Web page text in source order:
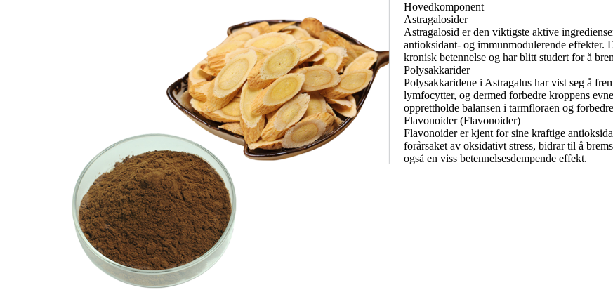
Hovedkomponent
Astragalosider
Astragalosid er den viktigste aktive
antioksidant- og immunmodulerende effekter.
kronisk betennelse og har blitt studert for å
Polysakkarider
Polysakkaridene i Astragalus har vist seg å
lymfocytter, og dermed forbedre kroppens
opprettholde balansen i tarmfloraen og
Flavonoider (Flavonoider)
Flavonoider er kjent for sine kraftige
forårsaket av oksidativt stress, bidrar til å
også en viss betennelsesdempende effekt.